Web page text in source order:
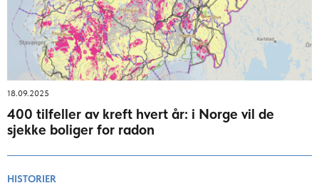
18.09.2025
400 tilfeller av kreft hvert år: i Norge vil de
sjekke boliger for radon
HISTORIER